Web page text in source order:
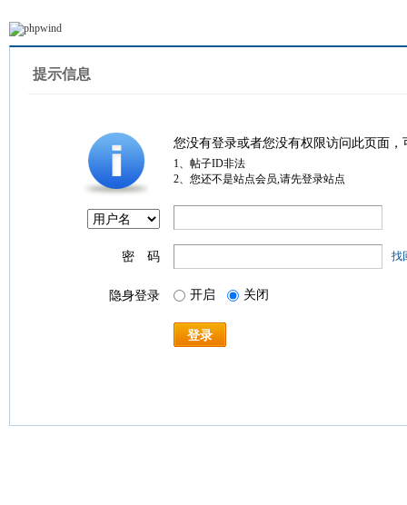
提示信息
您没有登录或者您没有权限访问此页面
1、帖子ID非法
2、您还不是站点会员,请先登录站点
密 码 找
隐身登录 开启 关闭
登录